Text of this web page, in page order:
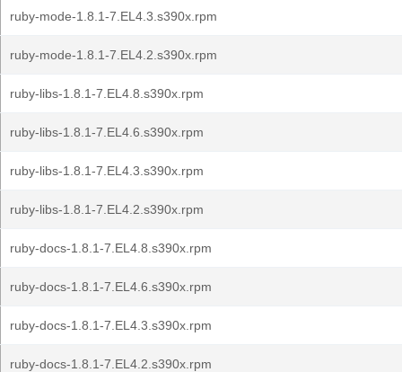
ruby-mode-1.8.1-7.EL4.3.s390x.rpm
ruby-mode-1.8.1-7.EL4.2.s390x.rpm
ruby-libs-1.8.1-7.EL4.8.s390x.rpm
ruby-libs-1.8.1-7.EL4.6.s390x.rpm
ruby-libs-1.8.1-7.EL4.3.s390x.rpm
ruby-libs-1.8.1-7.EL4.2.s390x.rpm
ruby-docs-1.8.1-7.EL4.8.s390x.rpm
ruby-docs-1.8.1-7.EL4.6.s390x.rpm
ruby-docs-1.8.1-7.EL4.3.s390x.rpm
ruby-docs-1.8.1-7.EL4.2.s390x.rpm